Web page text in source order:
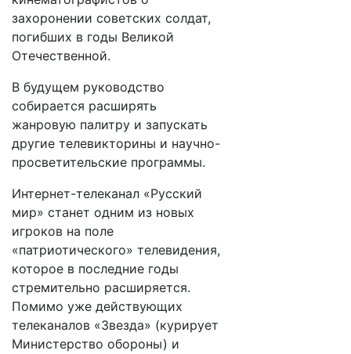
захоронении советских солдат,
погибших в годы Великой
Отечественной.
В будущем руководство
собирается расширять
жанровую палитру и запускать
другие телевикторины и научно-
просветительские программы.
Интернет-телеканал «Русский
мир» станет одним из новых
игроков на поле
«патриотического» телевидения,
которое в последние годы
стремительно расширяется.
Помимо уже действующих
телеканалов «Звезда» (курирует
Министерство обороны) и